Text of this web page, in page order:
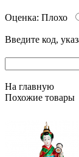
Оценка: Плохо
Введите код,
На главную
Похожие товары